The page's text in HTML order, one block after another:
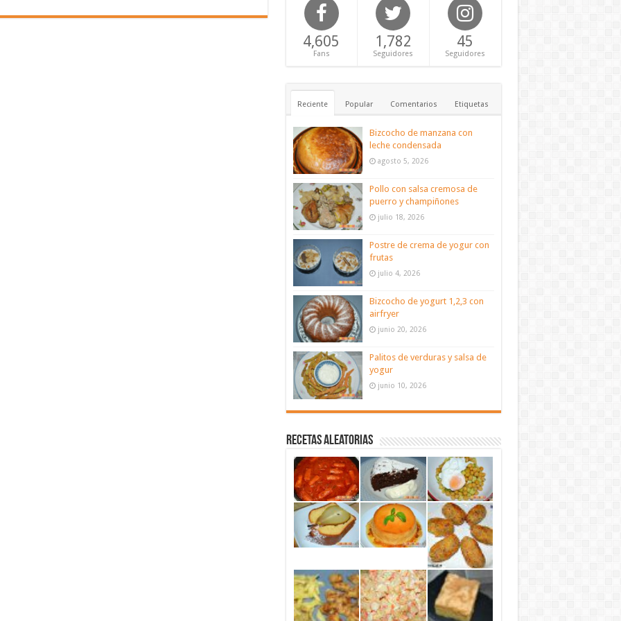
4,605
Fans
1,782
Seguidores
45
Seguidores
Reciente Popular Comentarios Etiquetas
Bizcocho de manzana con
leche condensada
agosto 5, 2026
Pollo con salsa cremosa de
puerro y champiñones
julio 18, 2026
Postre de crema de yogur con
frutas
julio 4, 2026
Bizcocho de yogurt 1,2,3 con
airfryer
junio 20, 2026
Palitos de verduras y salsa de
yogur
junio 10, 2026
Recetas aleatorias